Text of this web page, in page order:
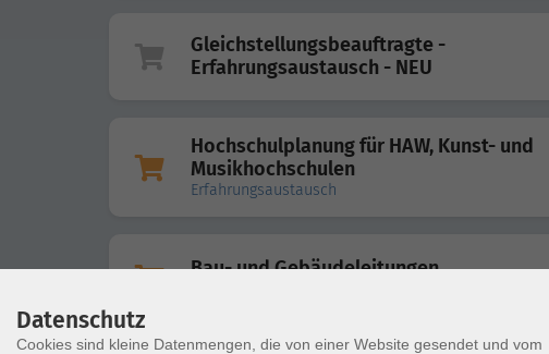
Gleichstellungsbeauftragte -
Erfahrungsaustausch - NEU
Hochschulplanung für HAW, Kunst- und
Musikhochschulen
Erfahrungsaustausch
Bau- und Gebäudeleitungen
Datenschutz
Cookies sind kleine Datenmengen, die von einer Website gesendet und vom